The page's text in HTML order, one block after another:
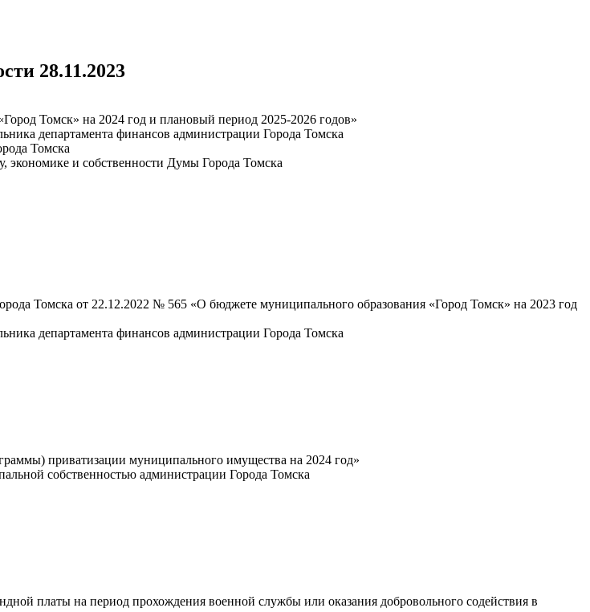
28.11.2023
Томск» на 2024 год и плановый период 2025-2026 годов»
департамента финансов администрации Города Томска
Томска
и собственности Думы Города Томска
Томска от 22.12.2022 № 565 «О бюджете муниципального образования «Город Томск» на 2023 год
департамента финансов администрации Города Томска
приватизации муниципального имущества на 2024 год»
собственностью администрации Города Томска
платы на период прохождения военной службы или оказания добровольного содействия в